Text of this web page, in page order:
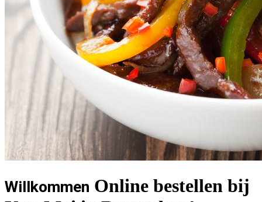
Willkommen Online bestellen bij